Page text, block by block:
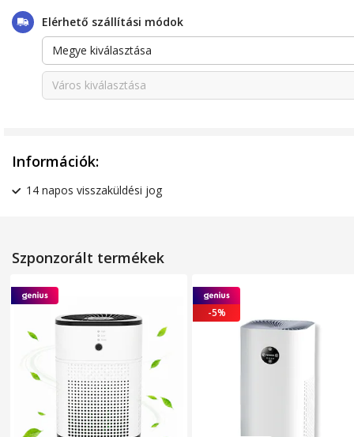
Elérhető szállítási módok
Megye kiválasztása
Város kiválasztása
Információk:
14 napos visszaküldési jog
Szponzorált termékek
-5%